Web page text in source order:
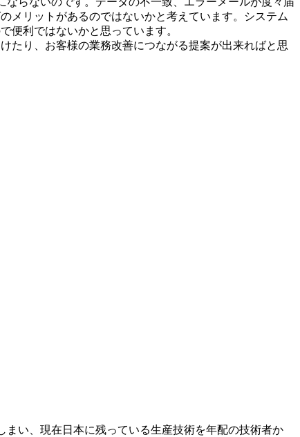
メリットがあるのではないかと考えています。システム
便利ではないかと思っています。
たり、お客様の業務改善につながる提案が出来ればと思
い、現在日本に残っている生産技術を年配の技術者か